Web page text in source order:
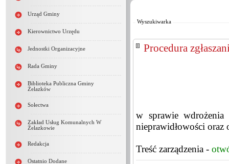
Urząd Gminy
Kierownictwo Urzędu
Jednostki Organizacyjne
Rada Gminy
Biblioteka Publiczna Gminy
Żelazków
Sołectwa
Zakład Usług Komunalnych W
Żelazkowie
Redakcja
Ostatnio Dodane
Wyszukiwarka
Procedura
w sprawie wdrożenia
nieprawidłowości oraz
Treść zarządzenia -